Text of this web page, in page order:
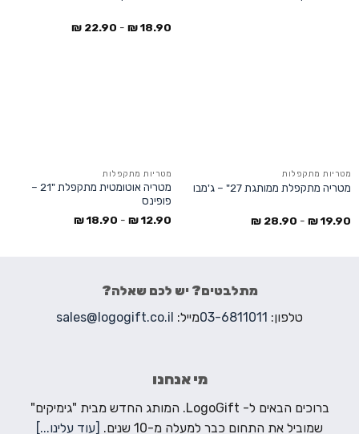
18.90
₪
-
22.90
₪
מטריות מתקפלות
מטריה מתקפלת ממותגת 27" – ג'מבו
19.90
₪
-
28.90
₪
מטריות מתקפלות
מטריה אוטומטית מתקפלת "21 –
פופינס
12.90
₪
-
18.90
₪
מתלבטים? יש לכם שאלה?
טלפון: 03-6811011מייל: sales@logogift.co.il
מי אנחנו
ברוכים הבאים ל- LogoGift. המותג החדש מבית "גימיקים"
שמוביל את התחום כבר למעלה מ-10 שנים.
[עוד עלינו...]